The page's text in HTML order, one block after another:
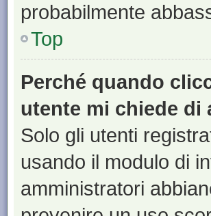
probabilmente
Top
Perché quando
utente mi chiede di
Solo gli utenti
usando il modulo di
amministratori